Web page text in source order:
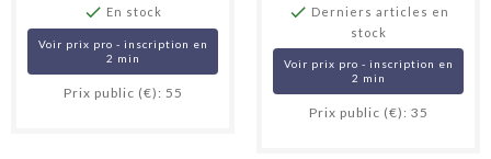
 En stock
Voir prix pro - inscription en
2 min
Prix public (€): 55
 Derniers articles en
stock
Voir prix pro - inscription en
2 min
Prix public (€): 35